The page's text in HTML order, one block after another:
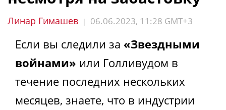
Линар Гимашев | 06.06.2023, 11:28 GMT+3
Если вы следили за «Звездными
войнами» или Голливудом в
течение последних нескольких
месяцев, знаете, что в индустрии